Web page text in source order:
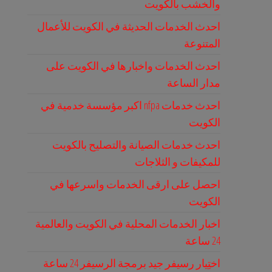
والخشب بالكويت
احدث الخدمات الحديثة في الكويت للأعمال
المتنوعة
احدث الخدمات واخبارها في الكويت على
مدار الساعة
احدث خدمات nfpa اكبر مؤسسة خدمية في
الكويت
احدث خدمات الصيانة والتصليح بالكويت
للمكيفات و الثلاجات
احصل على ارقى الخدمات واسرعها في
الكويت
اخبار الخدمات المحلية في الكويت والعالمية
24 ساعة
اختِيار رسيفر جيد برمجة الرسيفر 24 ساعة